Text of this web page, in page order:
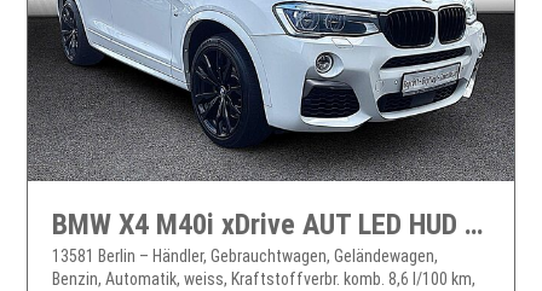
BMW X4 M40i xDrive AUT LED HUD PANO NAVI H&K LEDER X4
13581 Berlin – Händler, Gebrauchtwagen, Geländewagen,
Benzin, Automatik, weiss, Kraftstoffverbr. komb. 8,6 l/100 km,